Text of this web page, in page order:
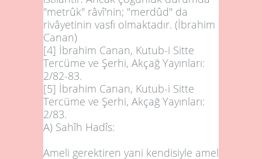
"metrûk" râvî'nin; "merdûd" da
rivâyetinin vasfı olmaktadır. (İbrahim
Canan)
[4] İbrahim Canan, Kutub-i Sitte
Tercüme ve Şerhi, Akçağ Yayınları:
2/82-83.
[5] İbrahim Canan, Kutub-i Sitte
Tercüme ve Şerhi, Akçağ Yayınları:
2/83.
A) Sahîh Hadîs:
Ameli gerektiren yani kendisiyle amel